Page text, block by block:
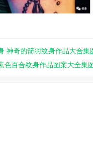
神奇的箭羽纹身作品大合集
色百合纹身作品图案大全集